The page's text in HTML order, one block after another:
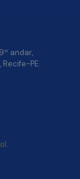
andar,
Recife-PE.